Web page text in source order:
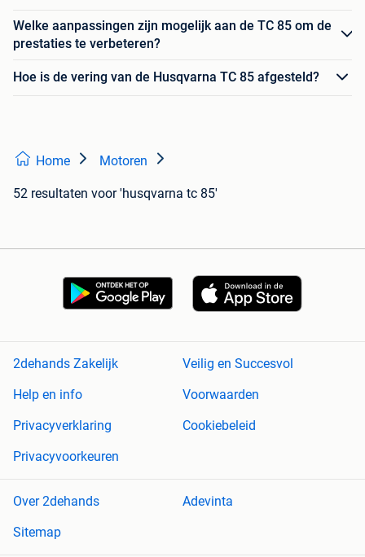
Welke aanpassingen zijn mogelijk aan de TC 85 om de
prestaties te verbeteren?
Hoe is de vering van de Husqvarna TC 85 afgesteld?
Home Motoren
52 resultaten voor 'husqvarna tc 85'
2dehands Zakelijk
Veilig en Succesvol
Help en info
Voorwaarden
Privacyverklaring
Cookiebeleid
Privacyvoorkeuren
Over 2dehands
Adevinta
Sitemap